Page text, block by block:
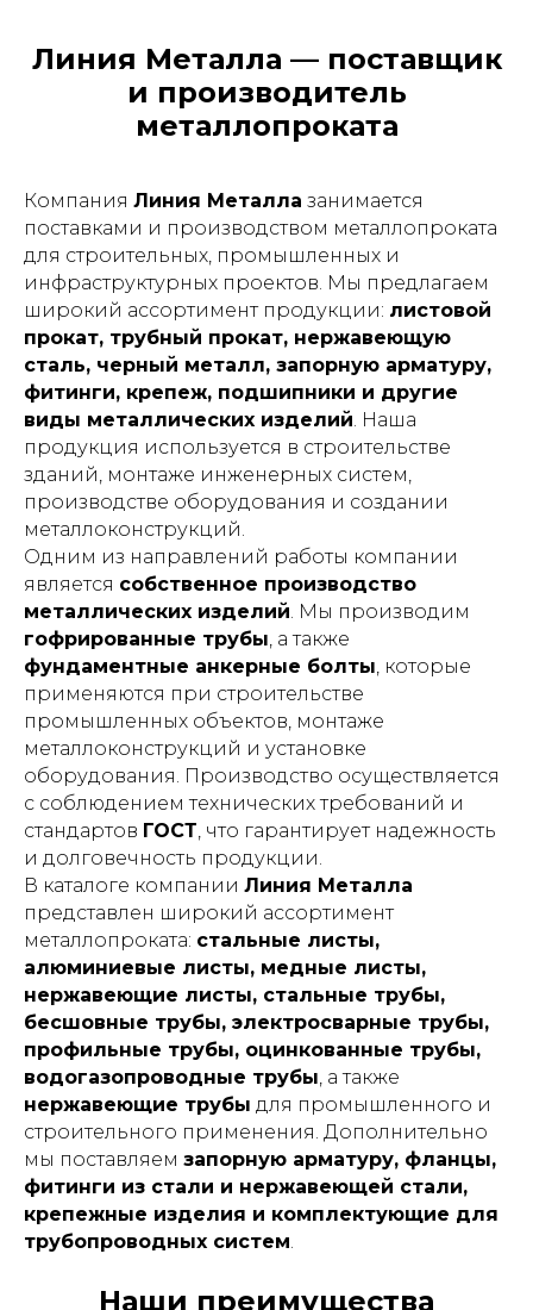
Линия Металла — поставщик
и производитель
металлопроката
Компания Линия Металла занимается
поставками и производством металлопроката
для строительных, промышленных и
инфраструктурных проектов. Мы предлагаем
широкий ассортимент продукции: листовой
прокат, трубный прокат, нержавеющую
сталь, черный металл, запорную арматуру,
фитинги, крепеж, подшипники и другие
виды металлических изделий. Наша
продукция используется в строительстве
зданий, монтаже инженерных систем,
производстве оборудования и создании
металлоконструкций.
Одним из направлений работы компании
является собственное производство
металлических изделий. Мы производим
гофрированные трубы, а также
фундаментные анкерные болты, которые
применяются при строительстве
промышленных объектов, монтаже
металлоконструкций и установке
оборудования. Производство осуществляется
с соблюдением технических требований и
стандартов ГОСТ, что гарантирует надежность
и долговечность продукции.
В каталоге компании Линия Металла
представлен широкий ассортимент
металлопроката: стальные листы,
алюминиевые листы, медные листы,
нержавеющие листы, стальные трубы,
бесшовные трубы, электросварные трубы,
профильные трубы, оцинкованные трубы,
водогазопроводные трубы, а также
нержавеющие трубы для промышленного и
строительного применения. Дополнительно
мы поставляем запорную арматуру, фланцы,
фитинги из стали и нержавеющей стали,
крепежные изделия и комплектующие для
трубопроводных систем.
Наши преимущества